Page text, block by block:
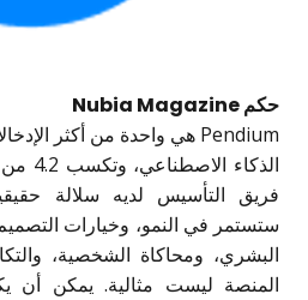
حكم Nubia Magazine
فريق التأسيس لديه سلالة
ستستمر في النمو، وخيارات
البشري، ومحاكاة الشخصية،
المنصة ليست مثالية. يمكن أن